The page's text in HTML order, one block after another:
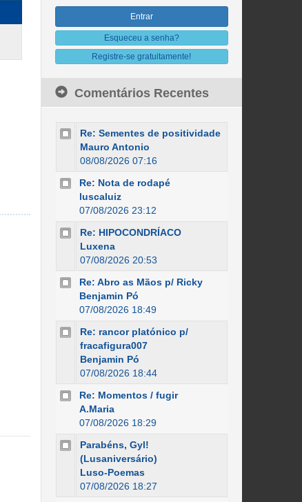
Esqueceu a senha?
Registre-se gratuitamente!
Comentários Recentes
Re: Sementes de positividade
Mauro Antonio
08/08/2026 07:16
Re: Nota de rodapé
luscaluiz
07/08/2026 23:12
Re: HIPOCONDRÍACO
Luxena
07/08/2026 20:53
Re: Abro as Mãos p/ Ricky
Benjamin Pó
07/08/2026 18:49
Re: rancor platónico p/
fracafigura007
Benjamin Pó
07/08/2026 18:44
Re: Momentos / fugir
A.Maria
07/08/2026 18:29
Parabéns, Gyl!
(Lusaniversário)
Luso-Poemas
07/08/2026 18:27